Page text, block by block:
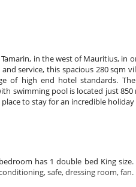
in the west of Mauritius, in
service, this spacious 280 sqm
of high end hotel standards.
swimming pool is located just
to stay for an incredible
has 1 double bed King
safe, dressing room, fan.